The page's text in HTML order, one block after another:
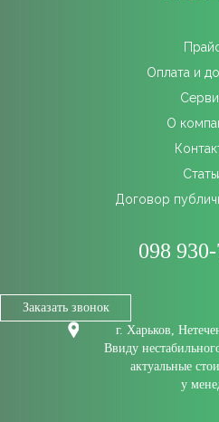
Оплата и
О
Договор
098
Заказать звонок
г. Харьков,
Ввиду
актуальные
у